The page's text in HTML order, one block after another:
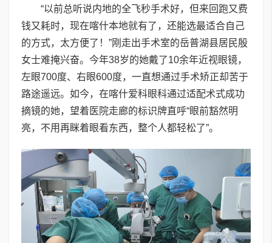
“以前总听说内地的全飞秒手术好，但来回跑又费
钱又耗时，现在喀什本地就有了，还能选最适合自己
的方式，太方便了！”刚走出手术室的岳普湖县居民殷
女士难掩兴奋。今年38岁的她戴了10余年近视眼镜，
左眼700度、右眼600度，一直想通过手术矫正却苦于
路途遥远。如今，在喀什爱科眼科通过适配术式成功
摘镜的她，望着医院走廊的标识牌直呼“眼前豁然明
亮，不用再眯着眼看东西，整个人都轻松了”。